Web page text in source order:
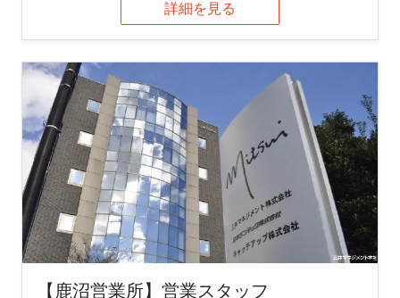
詳細を見る
【鹿沼営業所】営業スタッフ